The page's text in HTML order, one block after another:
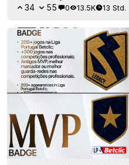
34 55 0 13.5K 13 Std.